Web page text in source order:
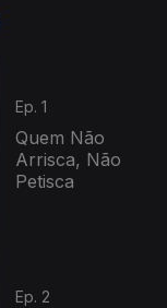
Ep. 1
Quem Não
Arrisca, Não
Petisca
Ep. 2